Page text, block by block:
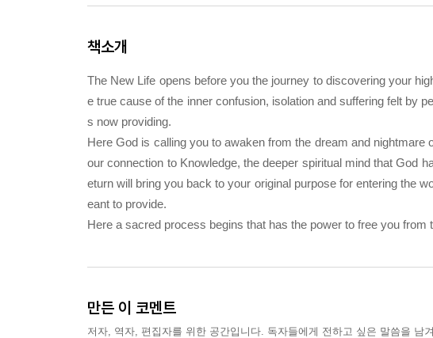
책소개
The New Life opens before you the journey to discovering your
e true cause of the inner confusion, isolation and suffering felt by
s now providing.
Here God is calling you to awaken from the dream and
our connection to Knowledge, the deeper spiritual mind that God
eturn will bring you back to your original purpose for entering the
eant to provide.
Here a sacred process begins that has the power to free you
만든 이 코멘트
저자, 역자, 편집자를 위한 공간입니다. 독자들에게 전하고 싶은 말씀을 남